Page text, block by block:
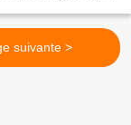
suivante >